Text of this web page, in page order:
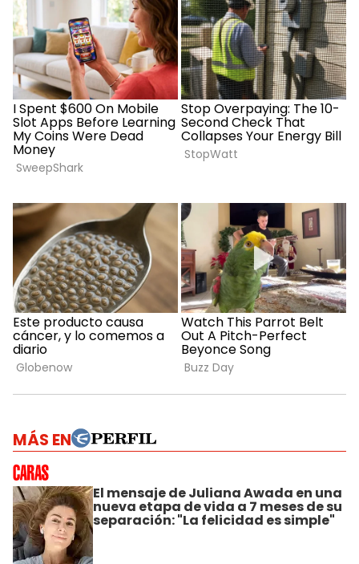
MÁS EN
El mensaje de Juliana Awada en una
nueva etapa de vida a 7 meses de su
separación: "La felicidad es simple"